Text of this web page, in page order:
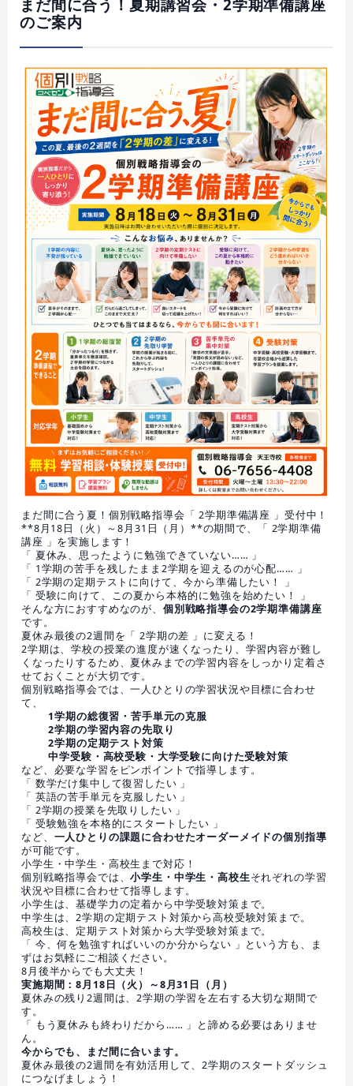
まだ間に合う！夏期講習会・2学期準備講座
のご案内
まだ間に合う夏！個別戦略指導会「 2学期準備講座 」受付中！
**8月18日（火）～8月31日（月）**の期間で、「 2学期準備
講座 」を実施します！
「 夏休み、思ったように勉強できていない…… 」
「 1学期の苦手を残したまま2学期を迎えるのが心配…… 」
「 2学期の定期テストに向けて、今から準備したい！ 」
「 受験に向けて、この夏から本格的に勉強を始めたい！ 」
そんな方におすすめなのが、 個別戦略指導会の2学期準備講座
です。
夏休み最後の2週間を「 2学期の差 」に変える！
2学期は、学校の授業の進度が速くなったり、学習内容が難し
くなったりするため、夏休みまでの学習内容をしっかり定着さ
せておくことが大切です。
個別戦略指導会では、一人ひとりの学習状況や目標に合わせ
て、
1学期の総復習・苦手単元の克服
2学期の学習内容の先取り
2学期の定期テスト対策
中学受験・高校受験・大学受験に向けた受験対策
など、必要な学習をピンポイントで指導します。
「 数学だけ集中して復習したい 」
「 英語の苦手単元を克服したい 」
「 2学期の授業を先取りしたい 」
「 受験勉強を本格的にスタートしたい 」
など、 一人ひとりの課題に合わせたオーダーメイドの個別指導
が可能です。
小学生・中学生・高校生まで対応！
個別戦略指導会では、小学生・中学生・高校生それぞれの学習
状況や目標に合わせて指導します。
小学生は、基礎学力の定着から中学受験対策まで。
中学生は、2学期の定期テスト対策から高校受験対策まで。
高校生は、定期テスト対策から大学受験対策まで。
「 今、何を勉強すればいいのか分からない 」という方も、ま
ずはお気軽にご相談ください。
8月後半からでも大丈夫！
実施期間：8月18日（火）～8月31日（月）
夏休みの残り2週間は、2学期の学習を左右する大切な期間で
す。
「 もう夏休みも終わりだから…… 」と諦める必要はありませ
ん。
今からでも、まだ間に合います。
夏休み最後の2週間を有効活用して、2学期のスタートダッシュ
につなげましょう！